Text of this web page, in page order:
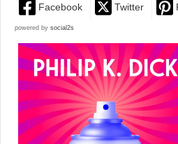
Facebook Twitter
powered by social2s